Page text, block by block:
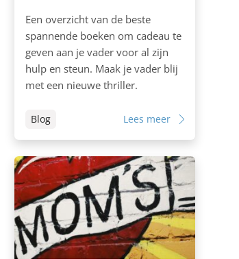
Een overzicht van de beste
spannende boeken om cadeau te
geven aan je vader voor al zijn
hulp en steun. Maak je vader blij
met een nieuwe thriller.
Blog Lees meer